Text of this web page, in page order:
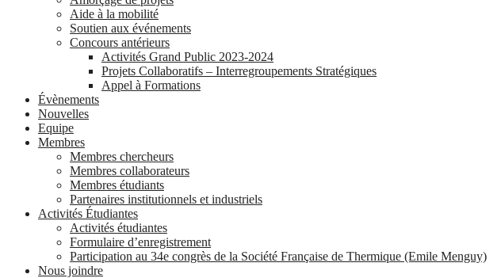
Aide à la mobilité
Soutien aux événements
Concours antérieurs
Activités Grand Public 2023-2024
Projets Collaboratifs – Interregroupements Stratégiques
Appel à Formations
Évènements
Nouvelles
Equipe
Membres
Membres chercheurs
Membres collaborateurs
Membres étudiants
Partenaires institutionnels et industriels
Activités Étudiantes
Activités étudiantes
Formulaire d’enregistrement
Participation au 34e congrès de la Société Française de Thermique (Emile Menguy)
Nous joindre